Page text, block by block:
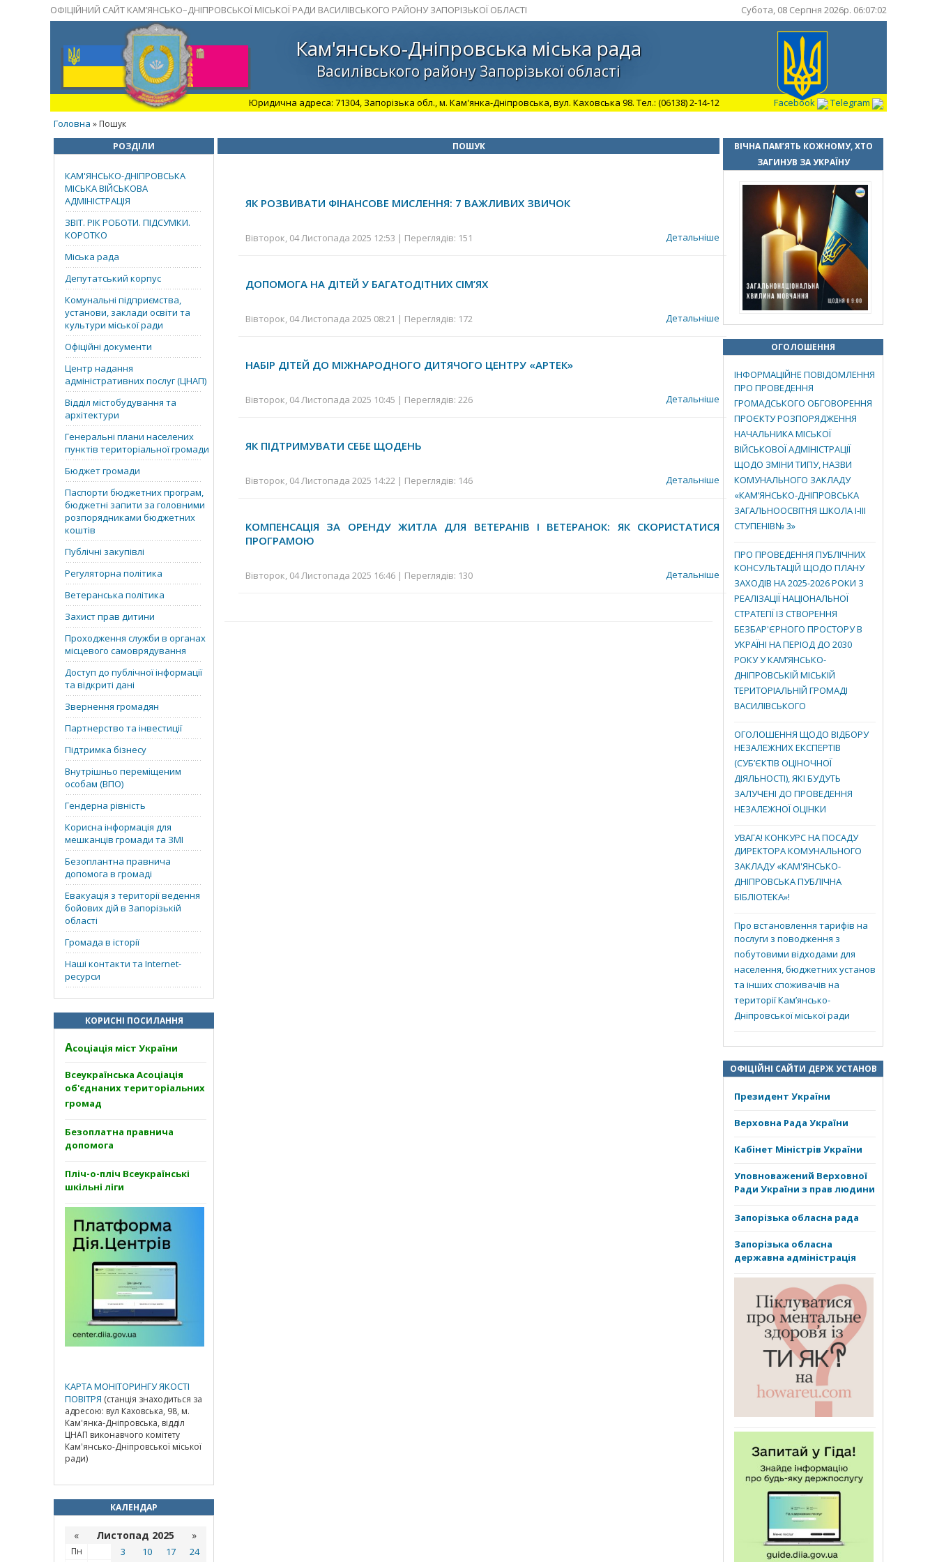
ОФІЦІЙНИЙ САЙТ КАМ’ЯНСЬКО–ДНІПРОВСЬКОЇ МІСЬКОЇ РАДИ ВАСИЛІВСЬКОГО РАЙОНУ ЗАПОРІЗЬКОЇ ОБЛАСТІ Субота, 08 Серпня 2026р. 06:07:03
Кам'янсько-Дніпровська міська рада
Василівського району Запорізької області
Юридична адреса: 71304, Запорізька обл., м. Кам'янка-Дніпровська, вул. Каховська 98. Тел.: (06138) 2-14-12 Facebook
Telegram
Головна » Пошук
РОЗДІЛИ
КАМ'ЯНСЬКО-ДНІПРОВСЬКА
МІСЬКА ВІЙСЬКОВА
АДМІНІСТРАЦІЯ
ЗВІТ. РІК РОБОТИ. ПІДСУМКИ.
КОРОТКО
Міська рада
Депутатський корпус
Комунальні підприємства,
установи, заклади освіти та
культури міської ради
Офіційні документи
Центр надання
адміністративних послуг (ЦНАП)
Відділ містобудування та
архітектури
Генеральні плани населених
пунктів територіальної громади
Бюджет громади
Паспорти бюджетних програм,
бюджетні запити за головними
розпорядниками бюджетних
коштів
Публічні закупівлі
Регуляторна політика
Ветеранська політика
Захист прав дитини
Проходження служби в органах
місцевого самоврядування
Доступ до публічної інформації
та відкриті дані
Звернення громадян
Партнерство та інвестиції
Підтримка бізнесу
Внутрішньо переміщеним
особам (ВПО)
Гендерна рівність
Корисна інформація для
мешканців громади та ЗМІ
Безоплантна правнича
допомога в громаді
Евакуація з території ведення
бойових дій в Запорізькій
області
Громада в історії
Наші контакти та Internet-
ресурси
КОРИСНІ ПОСИЛАННЯ
Асоціація міст України
Всеукраїнська Асоціація
об'єднаних територіальних
громад
Безоплатна правнича
допомога
Пліч-о-пліч Всеукраїнські
шкільні ліги
КАРТА МОНІТОРИНГУ ЯКОСТІ
ПОВІТРЯ (станція знаходиться за
адресою: вул Каховська, 98, м.
Кам'янка-Дніпровська, відділ
ЦНАП виконавчого комітету
Кам'янсько-Дніпровської міської
ради)
КАЛЕНДАР
« Листопад 2025 »
Пн 3 10 17 24
ПОШУК
ЯК РОЗВИВАТИ ФІНАНСОВЕ МИСЛЕННЯ: 7 ВАЖЛИВИХ ЗВИЧОК
Вівторок, 04 Листопада 2025 12:53 | Переглядів: 151 Детальніше
ДОПОМОГА НА ДІТЕЙ У БАГАТОДІТНИХ СІМ’ЯХ
Вівторок, 04 Листопада 2025 08:21 | Переглядів: 172 Детальніше
НАБІР ДІТЕЙ ДО МІЖНАРОДНОГО ДИТЯЧОГО ЦЕНТРУ «АРТЕК»
Вівторок, 04 Листопада 2025 10:45 | Переглядів: 226 Детальніше
ЯК ПІДТРИМУВАТИ СЕБЕ ЩОДЕНЬ
Вівторок, 04 Листопада 2025 14:22 | Переглядів: 146 Детальніше
КОМПЕНСАЦІЯ ЗА ОРЕНДУ ЖИТЛА ДЛЯ ВЕТЕРАНІВ І ВЕТЕРАНОК: ЯК СКОРИСТАТИСЯ
ПРОГРАМОЮ
Вівторок, 04 Листопада 2025 16:46 | Переглядів: 130 Детальніше
ВІЧНА ПАМ’ЯТЬ КОЖНОМУ, ХТО
ЗАГИНУВ ЗА УКРАЇНУ
ОГОЛОШЕННЯ
ІНФОРМАЦІЙНЕ ПОВІДОМЛЕННЯ
ПРО ПРОВЕДЕННЯ
ГРОМАДСЬКОГО ОБГОВОРЕННЯ
ПРОЄКТУ РОЗПОРЯДЖЕННЯ
НАЧАЛЬНИКА МІСЬКОЇ
ВІЙСЬКОВОЇ АДМІНІСТРАЦІЇ
ЩОДО ЗМІНИ ТИПУ, НАЗВИ
КОМУНАЛЬНОГО ЗАКЛАДУ
«КАМ’ЯНСЬКО-ДНІПРОВСЬКА
ЗАГАЛЬНООСВІТНЯ ШКОЛА І-ІІІ
СТУПЕНІВ№ 3»
ПРО ПРОВЕДЕННЯ ПУБЛІЧНИХ
КОНСУЛЬТАЦІЙ ЩОДО ПЛАНУ
ЗАХОДІВ НА 2025-2026 РОКИ З
РЕАЛІЗАЦІЇ НАЦІОНАЛЬНОЇ
СТРАТЕГІЇ ІЗ СТВОРЕННЯ
БЕЗБАР'ЄРНОГО ПРОСТОРУ В
УКРАЇНІ НА ПЕРІОД ДО 2030
РОКУ У КАМ’ЯНСЬКО-
ДНІПРОВСЬКІЙ МІСЬКІЙ
ТЕРИТОРІАЛЬНІЙ ГРОМАДІ
ВАСИЛІВСЬКОГО
ОГОЛОШЕННЯ ЩОДО ВІДБОРУ
НЕЗАЛЕЖНИХ ЕКСПЕРТІВ
(СУБ’ЄКТІВ ОЦІНОЧНОЇ
ДІЯЛЬНОСТІ), ЯКІ БУДУТЬ
ЗАЛУЧЕНІ ДО ПРОВЕДЕННЯ
НЕЗАЛЕЖНОЇ ОЦІНКИ
УВАГА! КОНКУРС НА ПОСАДУ
ДИРЕКТОРА КОМУНАЛЬНОГО
ЗАКЛАДУ «КАМ'ЯНСЬКО-
ДНІПРОВСЬКА ПУБЛІЧНА
БІБЛІОТЕКА»!
Про встановлення тарифів на
послуги з поводження з
побутовими відходами для
населення, бюджетних установ
та інших споживачів на
території Кам’янсько-
Дніпровської міської ради
ОФІЦІЙНІ САЙТИ ДЕРЖ УСТАНОВ
Президент України
Верховна Рада України
Кабінет Міністрів України
Уповноважений Верховної
Ради України з прав людини
Запорізька обласна рада
Запорізька обласна
державна адміністрація